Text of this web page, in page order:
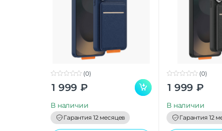
o
(0)
1 999 ₽
В наличии
Гарантия 12 месяцев
o
(0)
1 999 ₽
В наличии
Гарантия 12